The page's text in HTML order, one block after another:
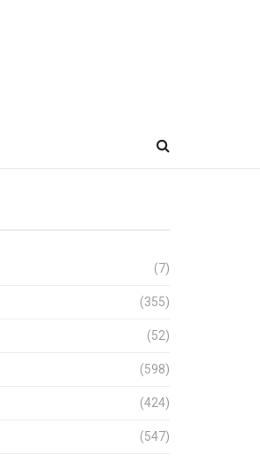
(7)
(355)
(52)
(598)
(424)
(547)